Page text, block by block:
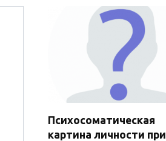
Психосоматическая
картина личности при